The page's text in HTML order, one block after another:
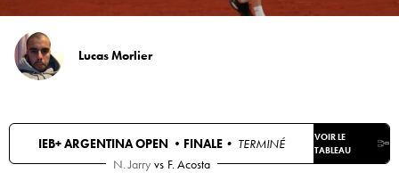
Lucas Morlier
IEB+ ARGENTINA OPEN • FINALE• TERMINÉ
VOIR LE
TABLEAU
N. Jarry vs F. Acosta